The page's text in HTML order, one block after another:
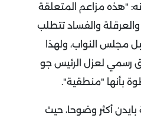
"هذه مزاعم المتعلقة
والفساد تتطلب
مجلس النواب، ولهذا
رسمي لعزل الرئيس جو
بأنها "منطقية".
أكثر وضوحا، حيث